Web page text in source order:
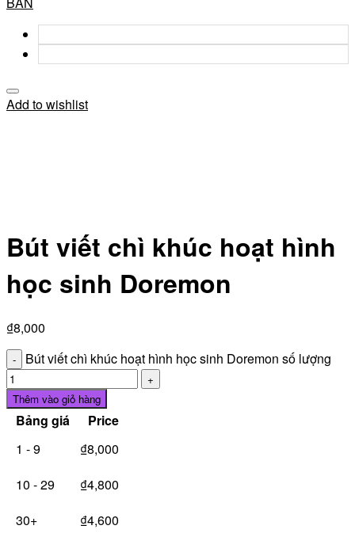
Add to wishlist
Bút viết chì khúc hoạt hình
học sinh Doremon
₫8,000
Bút viết chì khúc hoạt hình học sinh Doremon số lượng
Thêm vào giỏ hàng
Bảng giá
Price
1 - 9
₫8,000
10 - 29
₫4,800
30+
₫4,600